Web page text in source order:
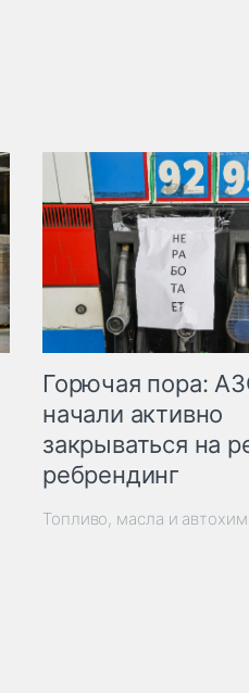
Горючая пора:
начали активно
закрываться на
ребрендинг
Топливо, масла и